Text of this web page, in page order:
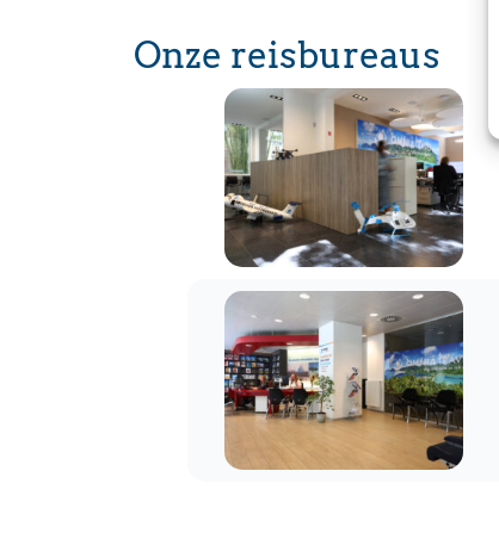
Onze reisbureaus